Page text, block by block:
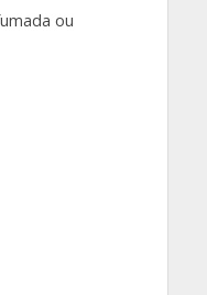
ou